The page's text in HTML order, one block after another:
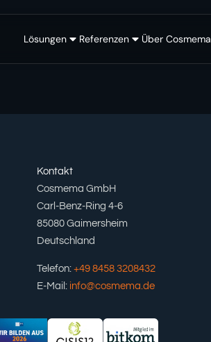
Lösungen Referenzen Über Cosmema
Kontakt
Cosmema GmbH
Carl-Benz-Ring 4-6
85080 Gaimersheim
Deutschland
Telefon: +49 8458 3208432
E-Mail: info@cosmema.de